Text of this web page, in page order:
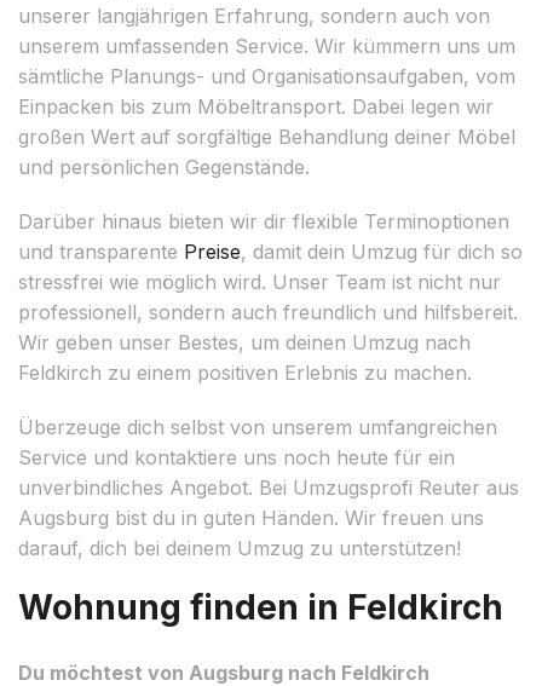
unserer langjährigen Erfahrung, sondern auch von
unserem umfassenden Service. Wir kümmern uns um
sämtliche Planungs- und Organisationsaufgaben, vom
Einpacken bis zum Möbeltransport. Dabei legen wir
großen Wert auf sorgfältige Behandlung deiner Möbel
und persönlichen Gegenstände.
Darüber hinaus bieten wir dir flexible Terminoptionen
und transparente Preise, damit dein Umzug für dich so
stressfrei wie möglich wird. Unser Team ist nicht nur
professionell, sondern auch freundlich und hilfsbereit.
Wir geben unser Bestes, um deinen Umzug nach
Feldkirch zu einem positiven Erlebnis zu machen.
Überzeuge dich selbst von unserem umfangreichen
Service und kontaktiere uns noch heute für ein
unverbindliches Angebot. Bei Umzugsprofi Reuter aus
Augsburg bist du in guten Händen. Wir freuen uns
darauf, dich bei deinem Umzug zu unterstützen!
Wohnung finden in Feldkirch
Du möchtest von Augsburg nach Feldkirch